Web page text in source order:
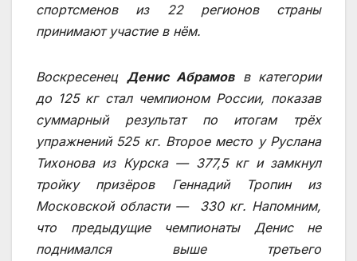
спортсменов из 22 регионов страны
принимают участие в нём.
Воскресенец Денис Абрамовв категории
до 125 кг стал чемпионом России, показав
суммарный результат по итогам трёх
упражнений 525 кг. Второе место у Руслана
Тихонова из Курска — 377,5 кг и замкнул
тройку призёров Геннадий Тропин из
Московской области — 330 кг. Напомним,
что предыдущие чемпионаты Денис не
поднимался выше третьего